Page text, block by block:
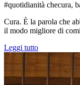
#quotidianità checura,
Cura. È la parola che
il modo migliore di
Leggi tutto